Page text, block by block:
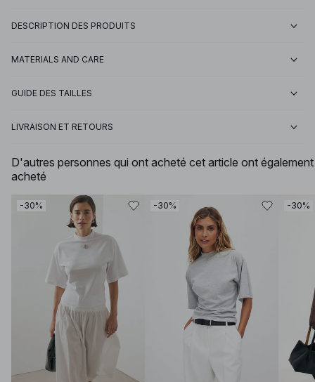
DESCRIPTION DES PRODUITS
MATERIALS AND CARE
GUIDE DES TAILLES
LIVRAISON ET RETOURS
D'autres personnes qui ont acheté cet article ont également
acheté
-30% -30% -30%